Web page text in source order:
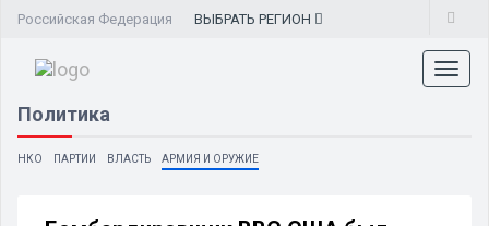
Российская Федерация ВЫБРАТЬ РЕГИОН
Политика
НКО ПАРТИИ ВЛАСТЬ АРМИЯ И ОРУЖИЕ